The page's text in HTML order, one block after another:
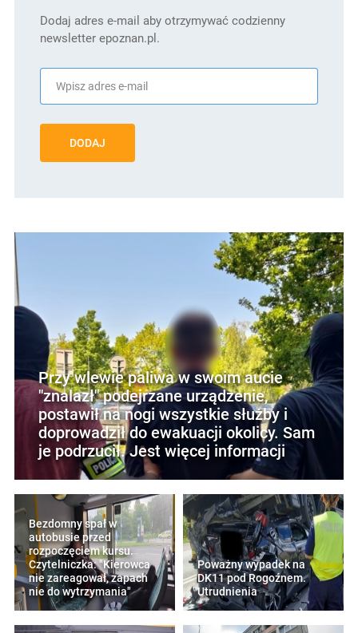
Dodaj adres e-mail aby otrzymywać codzienny
newsletter epoznan.pl.
DODAJ
Przy wlewie paliwa w swoim aucie
"znalazł" podejrzane urządzenie,
postawił na nogi wszystkie służby i
doprowadził do ewakuacji okolicy. Sam
je podrzucił. Jest więcej informacji
Bezdomny spał w
autobusie przed
rozpoczęciem kursu.
Czytelniczka: "Kierowca
nie zareagował, zapach
nie do wytrzymania"
Poważny wypadek na
DK11 pod Rogoźnem.
Utrudnienia